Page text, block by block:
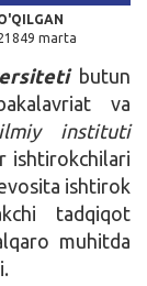
marta
butun
va
instituti
ishtirokchilari
ishtirok
tadqiqot
muhitda